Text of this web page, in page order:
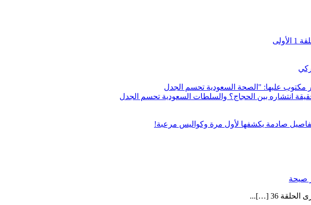
انتشاره بين الحجاج؟ والسلطات السعودية تحسم الجدل
صادمة يكشفها لأول مرة وكواليس مرعبة!
36 […]...